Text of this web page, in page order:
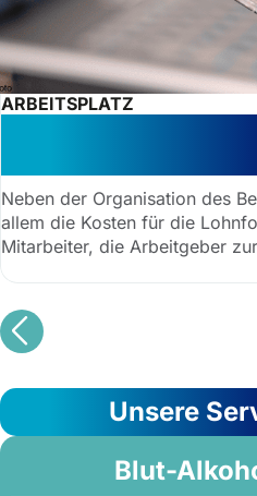
ARBEITSPLATZ
Neben der Organisation des
allem die Kosten für die
Mitarbeiter, die Arbeitgeber
Unsere
Blut-